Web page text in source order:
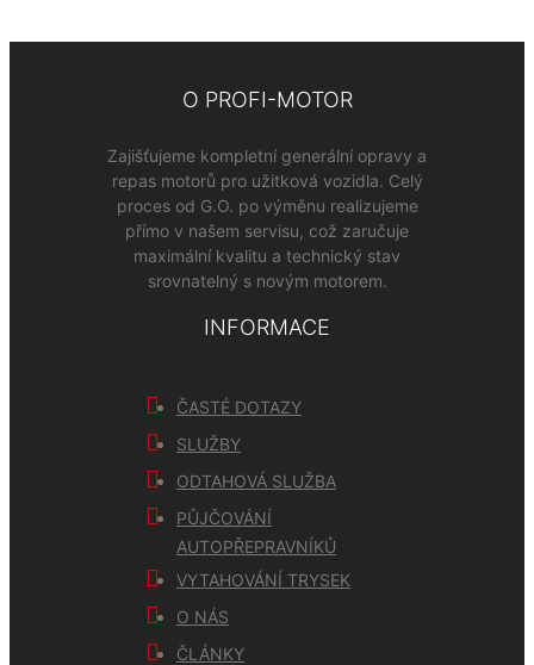
O PROFI-MOTOR
Zajišťujeme kompletní generální opravy a
repas motorů pro užitková vozidla. Celý
proces od G.O. po výměnu realizujeme
přímo v našem servisu, což zaručuje
maximální kvalitu a technický stav
srovnatelný s novým motorem.
INFORMACE
ČASTÉ DOTAZY
SLUŽBY
ODTAHOVÁ SLUŽBA
PŮJČOVÁNÍ
AUTOPŘEPRAVNÍKŮ
VYTAHOVÁNÍ TRYSEK
O NÁS
ČLÁNKY